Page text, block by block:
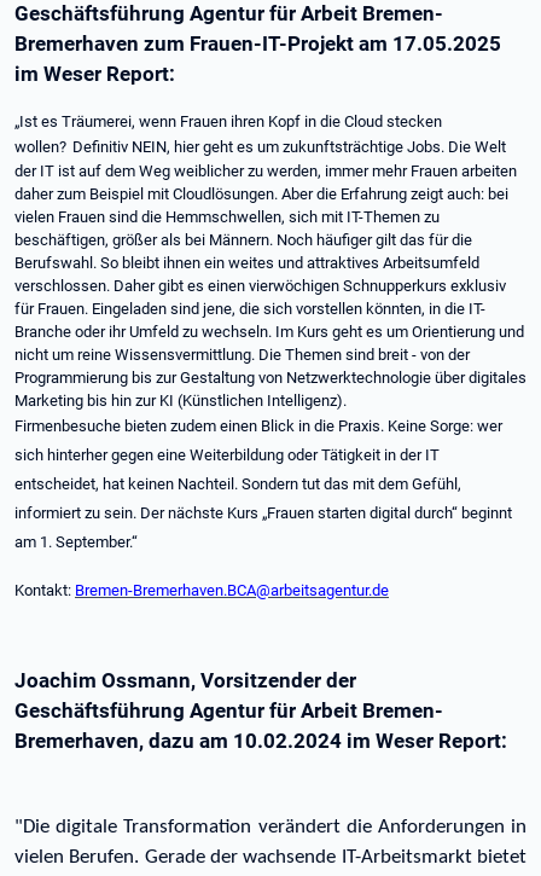
Geschäftsführung Agentur für Arbeit Bremen-
Bremerhaven zum Frauen-IT-Projekt am 17.05.2025
im Weser Report:
„Ist es Träumerei, wenn Frauen ihren Kopf in die Cloud stecken
wollen? Definitiv NEIN, hier geht es um zukunftsträchtige Jobs. Die Welt
der IT ist auf dem Weg weiblicher zu werden, immer mehr Frauen arbeiten
daher zum Beispiel mit Cloudlösungen. Aber die Erfahrung zeigt auch: bei
vielen Frauen sind die Hemmschwellen, sich mit IT-Themen zu
beschäftigen, größer als bei Männern. Noch häufiger gilt das für die
Berufswahl. So bleibt ihnen ein weites und attraktives Arbeitsumfeld
verschlossen. Daher gibt es einen vierwöchigen Schnupperkurs exklusiv
für Frauen. Eingeladen sind jene, die sich vorstellen könnten, in die IT-
Branche oder ihr Umfeld zu wechseln. Im Kurs geht es um Orientierung und
nicht um reine Wissensvermittlung. Die Themen sind breit - von der
Programmierung bis zur Gestaltung von Netzwerktechnologie über digitales
Marketing bis hin zur KI (Künstlichen Intelligenz).
Firmenbesuche bieten zudem einen Blick in die Praxis. Keine Sorge: wer
sich hinterher gegen eine Weiterbildung oder Tätigkeit in der IT
entscheidet, hat keinen Nachteil. Sondern tut das mit dem Gefühl,
informiert zu sein. Der nächste Kurs „Frauen starten digital durch“ beginnt
am 1. September.“
Kontakt: Bremen-Bremerhaven.BCA@arbeitsagentur.de
Joachim Ossmann, Vorsitzender der
Geschäftsführung Agentur für Arbeit Bremen-
Bremerhaven, dazu am 10.02.2024 im Weser Report:
"Die digitale Transformation verändert die Anforderungen in
vielen Berufen. Gerade der wachsende IT-Arbeitsmarkt bietet